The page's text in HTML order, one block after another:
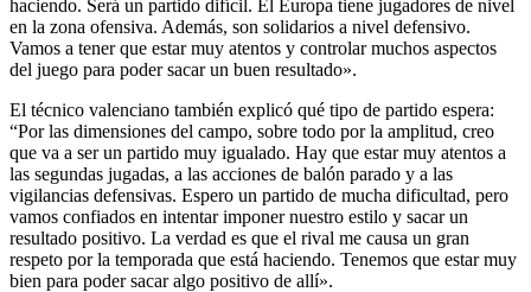
haciendo. Será un partido difícil. El Europa tiene jugadores de nivel
en la zona ofensiva. Además, son solidarios a nivel defensivo.
Vamos a tener que estar muy atentos y controlar muchos aspectos
del juego para poder sacar un buen resultado».
El técnico valenciano también explicó qué tipo de partido espera:
“Por las dimensiones del campo, sobre todo por la amplitud, creo
que va a ser un partido muy igualado. Hay que estar muy atentos a
las segundas jugadas, a las acciones de balón parado y a las
vigilancias defensivas. Espero un partido de mucha dificultad, pero
vamos confiados en intentar imponer nuestro estilo y sacar un
resultado positivo. La verdad es que el rival me causa un gran
respeto por la temporada que está haciendo. Tenemos que estar muy
bien para poder sacar algo positivo de allí».